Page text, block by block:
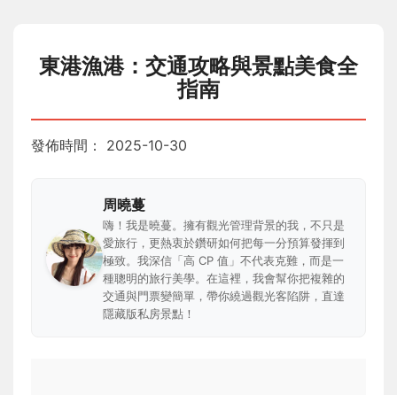
東港漁港：交通攻略與景點美食全
指南
發佈時間： 2025-10-30
周曉蔓
嗨！我是曉蔓。擁有觀光管理背景的我，不只是
愛旅行，更熱衷於鑽研如何把每一分預算發揮到
極致。我深信「高 CP 值」不代表克難，而是一
種聰明的旅行美學。在這裡，我會幫你把複雜的
交通與門票變簡單，帶你繞過觀光客陷阱，直達
隱藏版私房景點！